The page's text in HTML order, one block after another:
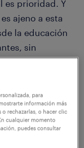
es prioridad. Y
ajeno a esta
la educación
sin
en el
de Randstad,
del trabajo
para
información más
o rechazarlas, o hacer clic
cualquier momento
puedes consultar